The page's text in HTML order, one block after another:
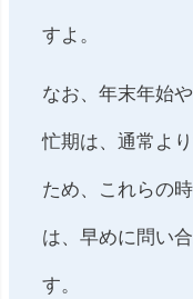
すよ。
なお、年末年始
忙期は、通常よ
ため、これらの
は、早めに問い
す。